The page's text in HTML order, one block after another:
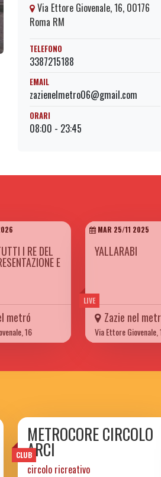
Via Ettore Giovenale, 16, 00176
Roma RM
TELEFONO
3387215188
EMAIL
zazienelmetro06@gmail.com
ORARI
08:00 - 23:45
I RE DEL
E
metró
16
LIVE
MAR 25/11 2025
YALLARABI
Zazie nel
Via Ettore Giovenale,
CLUB
METROCORE CIRCOLO
ARCI
circolo ricreativo